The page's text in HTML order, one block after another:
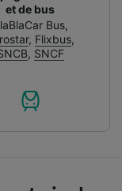
et de bus
Bus,
, Flixbus,
, SNCF